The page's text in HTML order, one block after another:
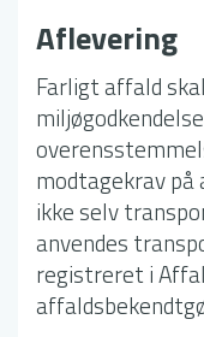
Aflevering
Farligt affald
modtagekrav
ikke selv
anvendes
registreret i